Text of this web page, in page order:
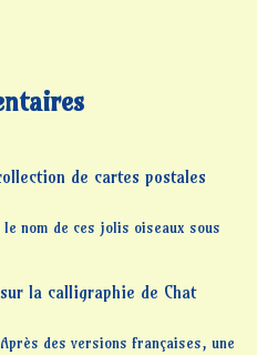
de cartes postales
nom de ces jolis oiseaux sous
la calligraphie de Chat
des versions françaises, une